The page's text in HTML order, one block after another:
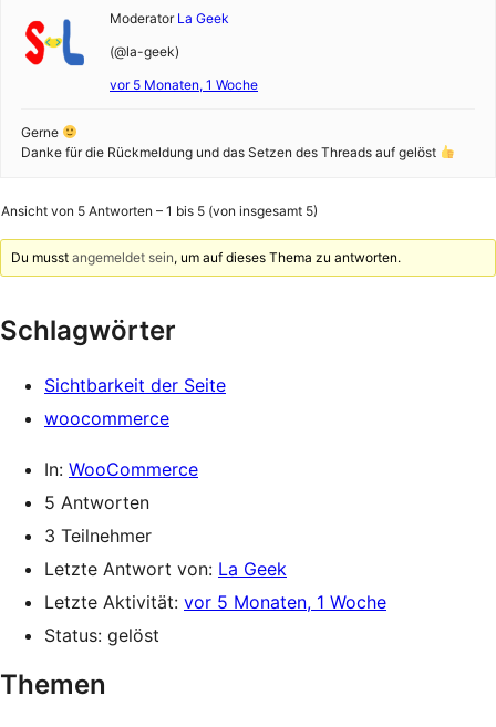
Moderator La Geek
(@la-geek)
vor 5 Monaten, 1 Woche
Gerne
Danke für die Rückmeldung und das Setzen des Threads auf gelöst
Ansicht von 5 Antworten – 1 bis 5 (von insgesamt 5)
Du musstangemeldet sein, um auf dieses Thema zu antworten.
Schlagwörter
Sichtbarkeit der Seite
woocommerce
In: WooCommerce
5 Antworten
3 Teilnehmer
Letzte Antwort von: La Geek
Letzte Aktivität: vor 5 Monaten, 1 Woche
Status: gelöst
Themen